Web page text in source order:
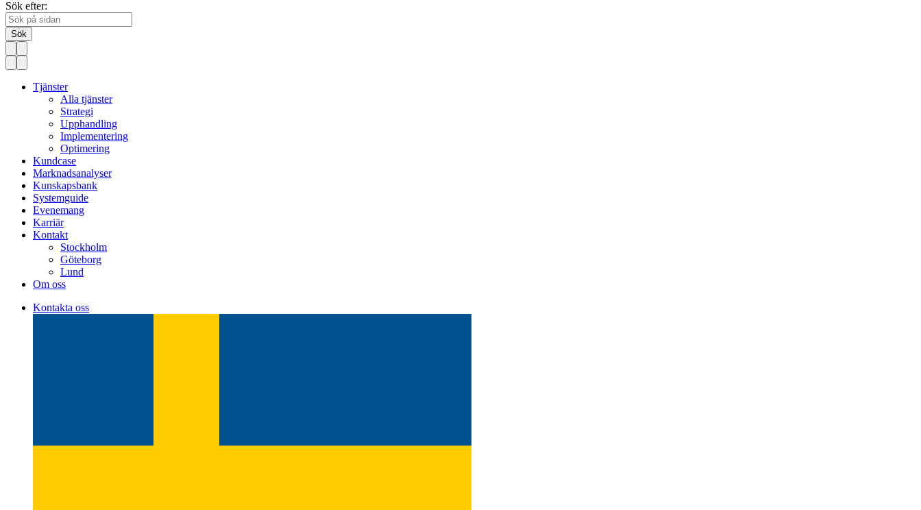
Sök efter:
Sök
Tjänster
Alla tjänster
Strategi
Upphandling
Implementering
Optimering
Kundcase
Marknadsanalyser
Kunskapsbank
Systemguide
Evenemang
Karriär
Kontakt
Stockholm
Göteborg
Lund
Om oss
Kontakta oss